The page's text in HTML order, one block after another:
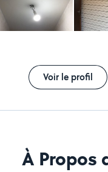
Voir le profil
À Propos